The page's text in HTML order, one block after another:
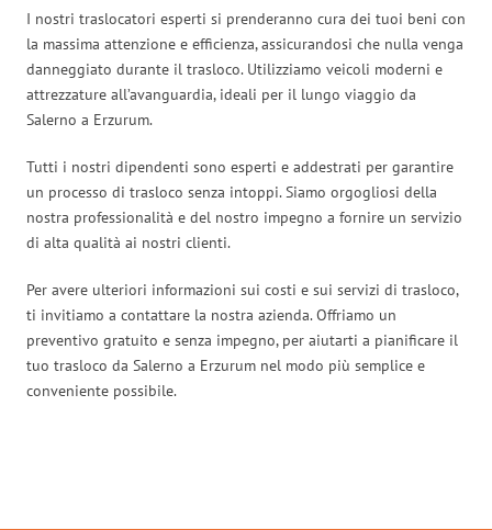
I nostri traslocatori esperti si prenderanno cura dei tuoi beni con
la massima attenzione e efficienza, assicurandosi che nulla venga
danneggiato durante il trasloco. Utilizziamo veicoli moderni e
attrezzature all’avanguardia, ideali per il lungo viaggio da
Salerno a Erzurum.
Tutti i nostri dipendenti sono esperti e addestrati per garantire
un processo di trasloco senza intoppi. Siamo orgogliosi della
nostra professionalità e del nostro impegno a fornire un servizio
di alta qualità ai nostri clienti.
Per avere ulteriori informazioni sui costi e sui servizi di trasloco,
ti invitiamo a contattare la nostra azienda. Offriamo un
preventivo gratuito e senza impegno, per aiutarti a pianificare il
tuo trasloco da Salerno a Erzurum nel modo più semplice e
conveniente possibile.